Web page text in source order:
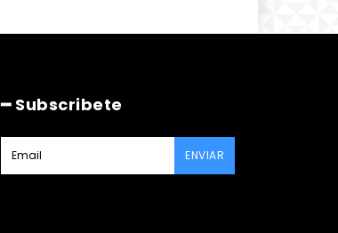
━ Subscribete
ENVIAR